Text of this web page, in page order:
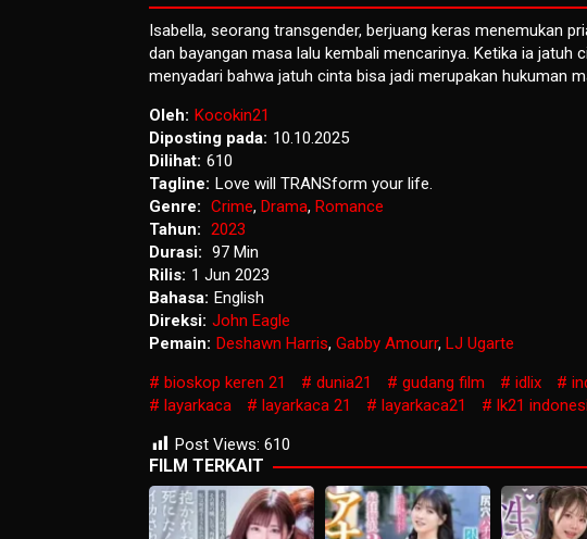
Isabella, seorang transgender, berjuang keras menemukan
dan bayangan masa lalu kembali mencarinya. Ketika ia jatuh
menyadari bahwa jatuh cinta bisa jadi merupakan hukuman
Oleh: Kocokin21
Diposting pada: 10.10.2025
Dilihat: 610
Tagline: Love will TRANSform your life.
Genre: Crime, Drama, Romance
Tahun: 2023
Durasi: 97 Min
Rilis: 1 Jun 2023
Bahasa: English
Direksi: John Eagle
Pemain: Deshawn Harris, Gabby Amourr, LJ Ugarte
bioskop keren 21
dunia21 gudang film idlix
layarkaca
layarkaca 21 layarkaca21 lk21
Post Views: 610
FILM TERKAIT